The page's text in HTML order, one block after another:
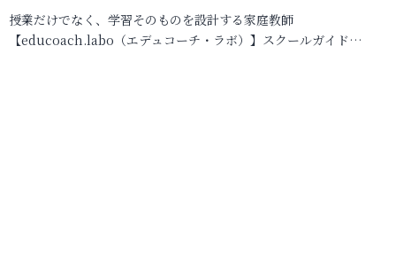
授業だけでなく、学習そのものを設計する家庭教師
【educoach.labo（エデュコーチ・ラボ）】スクールガイド…